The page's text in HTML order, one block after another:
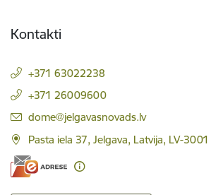
Kontakti
+371 63022238
+371 26009600
E-pasts:
dome@jelgavasnovads.lv
Pasta iela 37, Jelgava, Latvija, LV-3001